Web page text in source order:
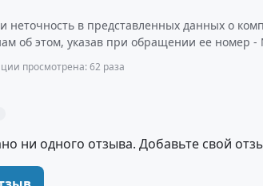
неточность в представленных данных о
об этом, указав при обращении ее номер -
просмотрена: 62 раза
ни одного отзыва. Добавьте свой